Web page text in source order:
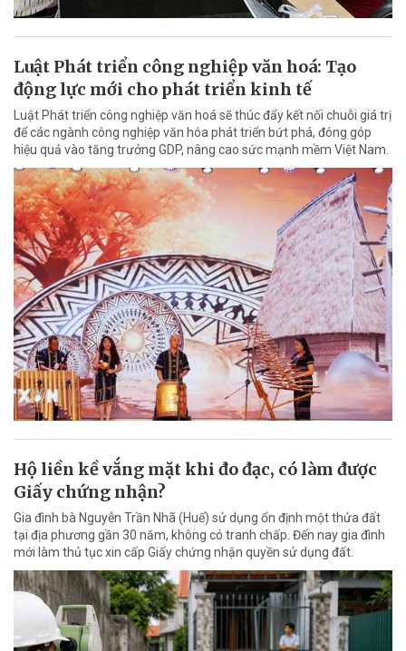
Luật Phát triển công nghiệp văn hoá: Tạo
động lực mới cho phát triển kinh tế
Luật Phát triển công nghiệp văn hoá sẽ thúc đẩy kết nối chuỗi giá trị
để các ngành công nghiệp văn hóa phát triển bứt phá, đóng góp
hiệu quả vào tăng trưởng GDP, nâng cao sức mạnh mềm Việt Nam.
Hộ liền kề vắng mặt khi đo đạc, có làm được
Giấy chứng nhận?
Gia đình bà Nguyễn Trần Nhã (Huế) sử dụng ổn định một thửa đất
tại địa phương gần 30 năm, không có tranh chấp. Đến nay gia đình
mới làm thủ tục xin cấp Giấy chứng nhận quyền sử dụng đất.